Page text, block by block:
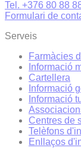
Tel. +376 80 88
Formulari de
Serveis
Farmàcies
Informació
Cartellera
Informació
Informació
Centres de
Telèfons
Enllaços